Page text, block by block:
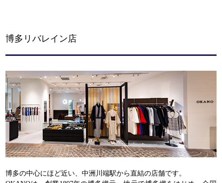
博多リバレイン店
博多の中心にほど近い、中洲川端駅から直結の店舗です。